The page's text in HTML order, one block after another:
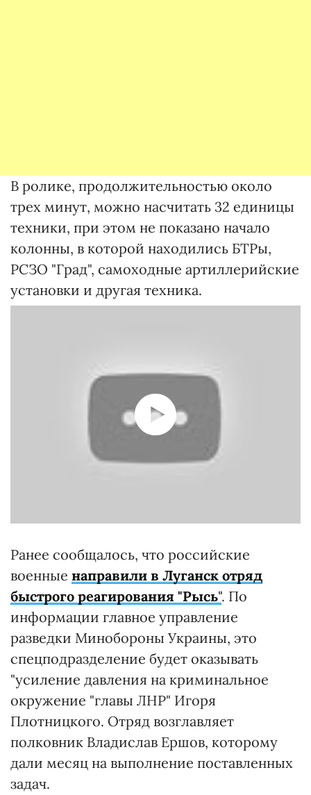
В ролике, продолжительностью около
трех минут, можно насчитать 32 единицы
техники, при этом не показано начало
колонны, в которой находились БТРы,
РСЗО "Град", самоходные артиллерийские
установки и другая техника.
Ранее сообщалось, что российские
военные направили в Луганск отряд
быстрого реагирования "Рысь". По
информации главное управление
разведки Минобороны Украины, это
спецподразделение будет оказывать
"усиление давления на криминальное
окружение "главы ЛНР" Игоря
Плотницкого. Отряд возглавляет
полковник Владислав Ершов, которому
дали месяц на выполнение поставленных
задач.